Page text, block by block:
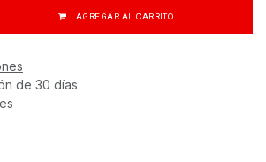
AGREGAR AL CARRITO
de 30 días